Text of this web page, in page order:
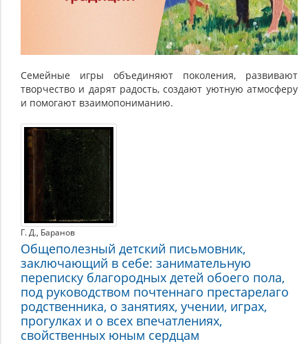
Семейные игры объединяют поколения, развивают
творчество и дарят радость, создают уютную атмосферу
и помогают взаимопониманию.
Г. Д., Баранов
Общеполезный детский письмовник,
заключающий в себе: занимательную
переписку благородных детей обоего пола,
под руководством почтеннаго престарелаго
родственника, о занятиях, учении, играх,
прогулках и о всех впечатлениях,
свойственных юным сердцам